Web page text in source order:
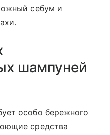
себум и
шампуней
особо бережного
средства